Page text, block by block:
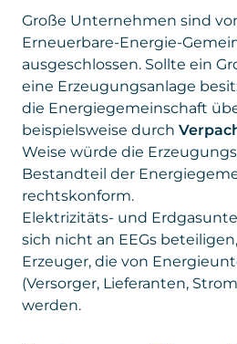
Große Unternehmen sind
Erneuerbare-Energie-
ausgeschlossen. Sollte ein
eine Erzeugungsanlage
die Energiegemeinschaft
beispielsweise durch
Weise würde die
Bestandteil der
rechtskonform.
Elektrizitäts- und
sich nicht an EEGs
Erzeuger, die von
(Versorger, Lieferanten,
werden.
Anfrage
verwendeter
der Zugriff
Gesetzt
von
Google Ireland
Privacy
Policy
von
Privacy
Policy
https://
policy
Formularantworten an
Diese Daten werden von
verarbeitet, um die
Formulars
korrekt zu erfassen und
ermöglichen. Die
ausschließlich der
zu unseren Seminaren
Angeboten.
Daten
:
Daten
Gesetzt von : Microsoft
Privacy Policy
https://